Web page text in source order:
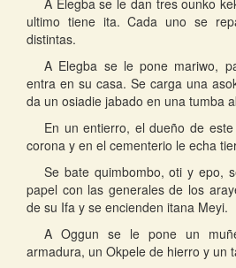
A Elegba se le dan tres ounko
ultimo tiene ita. Cada uno se
distintas.
A Elegba se le pone mariwo,
entra en su casa. Se carga una
da un osiadie jabado en una tumba
En un entierro, el dueño de
corona y en el cementerio le echa
Se bate quimbombo, oti y epo,
papel con las generales de los
de su Ifa y se encienden itana Meyi.
A Oggun se le pone un
armadura, un Okpele de hierro y un